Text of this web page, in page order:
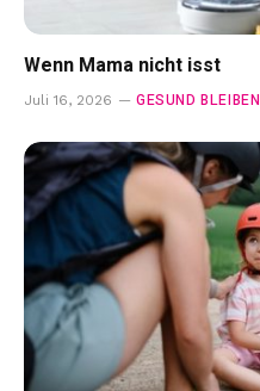
Wenn Mama nicht isst
Juli 16, 2026 GESUND BLEIBEN